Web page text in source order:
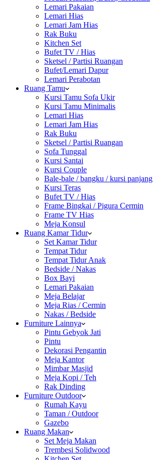
Lemari Pakaian
Lemari Hias
Lemari Jam Hias
Rak Buku
Kitchen Set
Bufet TV / Hias
Sketsel / Partisi Ruangan
Bufet/Lemari Dapur
Lemari Perabotan
Ruang Tamu
Kursi Tamu Sofa Ukir
Kursi Tamu Minimalis
Lemari Hias
Lemari Jam Hias
Rak Buku
Sketsel / Partisi Ruangan
Sofa Tunggal
Kursi Santai
Kursi Couple
Bale-bale / bangku / kursi panjang
Kursi Teras
Bufet TV / Hias
Frame Bingkai / Pigura Cermin
Frame TV Hias
Meja Konsul
Ruang Kamar Tidur
Set Kamar Tidur
Tempat Tidur
Tempat Tidur Anak
Bedside / Nakas
Box Bayi
Lemari Pakaian
Meja Belajar
Meja Rias / Cermin
Nakas / Bedside
Furniture Lainnya
Pintu Gebyok Jati
Pintu
Dekorasi Pengantin
Meja Kantor
Mimbar Masjid
Meja Kopi / Teh
Rak Dinding
Furniture Outdoor
Rumah Kayu
Taman / Outdoor
Gazebo
Ruang Makan
Set Meja Makan
Trembesi Solidwood